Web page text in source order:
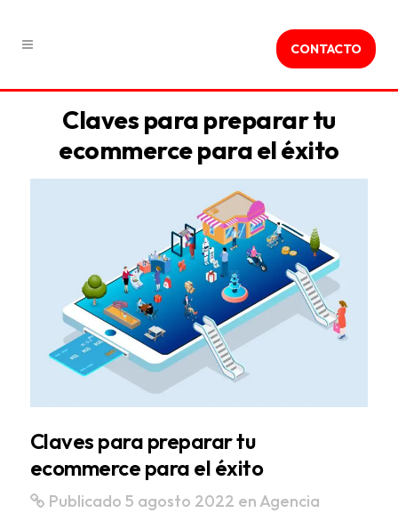
CONTACTO
Claves para preparar tu
ecommerce para el éxito
Claves para preparar tu
ecommerce para el éxito
Publicado 5 agosto 2022 en Agencia